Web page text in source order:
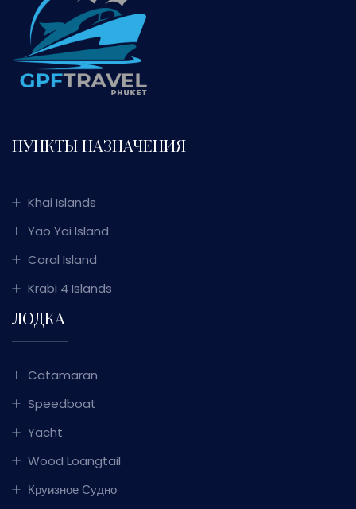
ПУНКТЫ НАЗНАЧЕНИЯ
Khai Islands
Yao Yai Island
Coral Island
Krabi 4 Islands
ЛОДКА
Catamaran
Speedboat
Yacht
Wood Loangtail
Круизное Судно